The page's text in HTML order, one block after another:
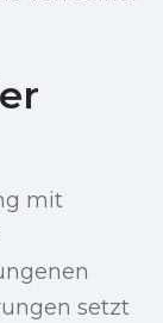
mit
setzt